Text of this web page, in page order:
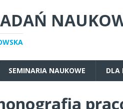
SEMINARIA NAUKOWE DLA